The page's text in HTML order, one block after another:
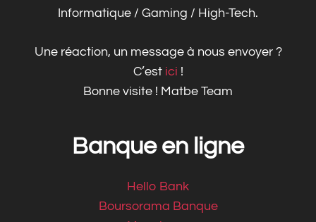
Informatique / Gaming / High-Tech.
Une réaction, un message à nous envoyer ?
C’est ici !
Bonne visite ! Matbe Team
Banque en ligne
Hello Bank
Boursorama Banque